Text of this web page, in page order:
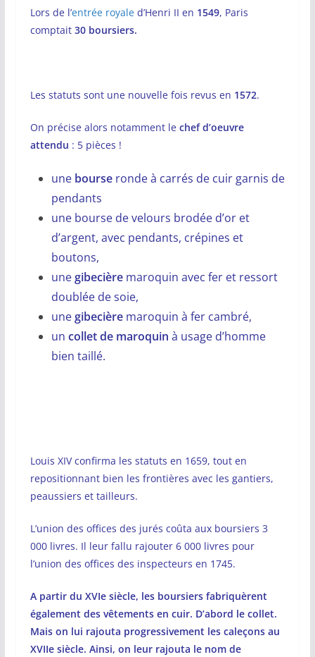
Lors de l’entrée royaled’Henri II en 1549, Paris
comptait30 boursiers.
Les statuts sont une nouvelle fois revus en 1572.
On précise alors notamment le chef d’oeuvre
attendu : 5 pièces !
une bourseronde à carrés de cuir garnis de
pendants
une bourse de velours brodée d’or et
d’argent, avec pendants, crépines et
boutons,
unegibecièremaroquin avec fer et ressort
doublée de soie,
unegibecièremaroquin à fer cambré,
un collet de maroquin à usage d’homme
bien taillé.
Louis XIV confirma les statuts en 1659, tout en
repositionnant bien les frontières avec les gantiers,
peaussiers et tailleurs.
L’union des offices des jurés coûta aux boursiers 3
000 livres. Il leur fallu rajouter 6 000 livres pour
l’union des offices des inspecteurs en 1745.
A partir du XVIe siècle, les boursiers fabriquèrent
également des vêtements en cuir. D’abord le collet.
Mais on lui rajouta progressivement les caleçons au
XVIIe siècle. Ainsi, on leur rajouta le nom de